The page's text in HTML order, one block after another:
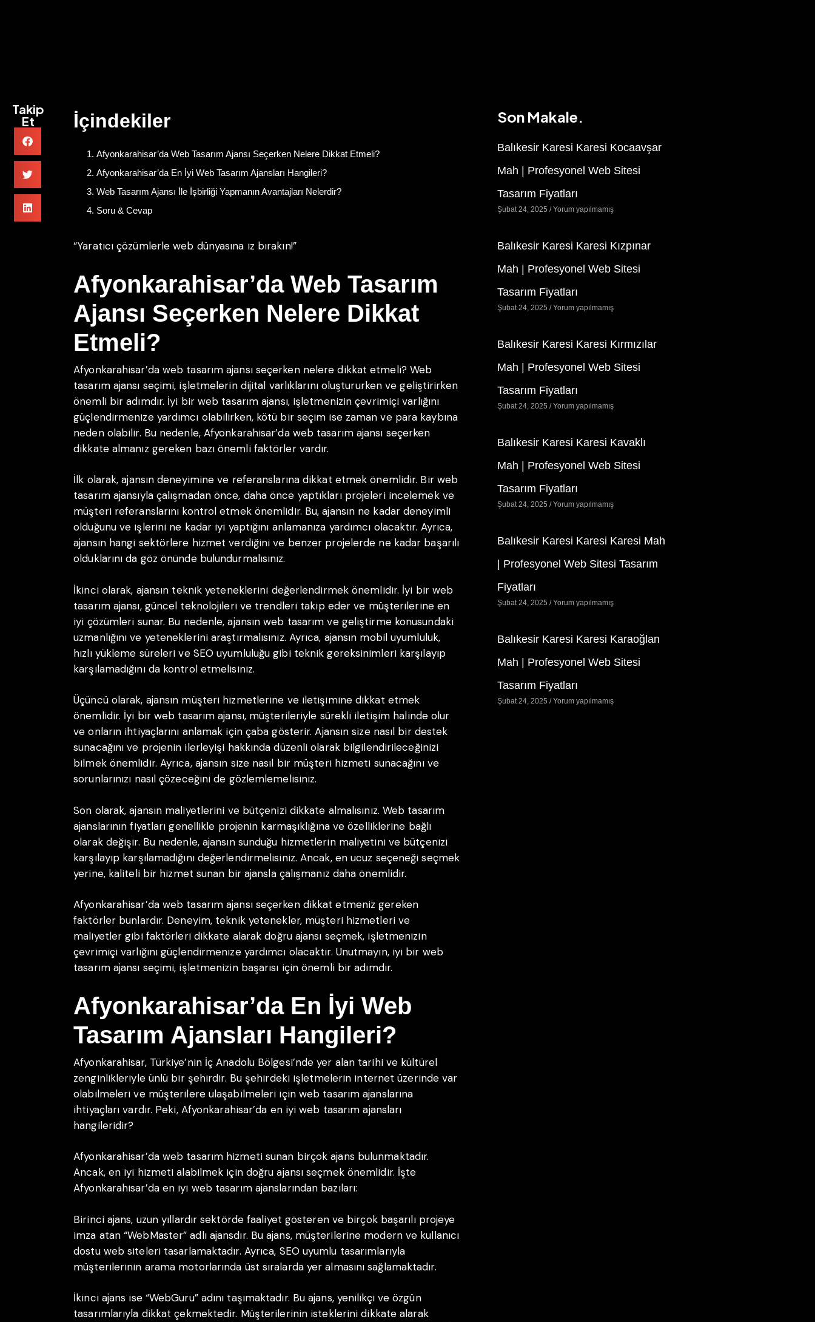
Takip
Et
İçindekiler
Afyonkarahisar’da Web Tasarım Ajansı Seçerken Nelere Dikkat Etmeli?
Afyonkarahisar’da En İyi Web Tasarım Ajansları Hangileri?
Web Tasarım Ajansı İle İşbirliği Yapmanın Avantajları Nelerdir?
Soru & Cevap
“Yaratıcı çözümlerle web dünyasına iz bırakın!”
Afyonkarahisar’da Web Tasarım
Ajansı Seçerken Nelere Dikkat
Etmeli?
Afyonkarahisar’da web tasarım ajansı seçerken nelere dikkat etmeli? Web
tasarım ajansı seçimi, işletmelerin dijital varlıklarını oluştururken ve geliştirirken
önemli bir adımdır. İyi bir web tasarım ajansı, işletmenizin çevrimiçi varlığını
güçlendirmenize yardımcı olabilirken, kötü bir seçim ise zaman ve para kaybına
neden olabilir. Bu nedenle, Afyonkarahisar’da web tasarım ajansı seçerken
dikkate almanız gereken bazı önemli faktörler vardır.
İlk olarak, ajansın deneyimine ve referanslarına dikkat etmek önemlidir. Bir web
tasarım ajansıyla çalışmadan önce, daha önce yaptıkları projeleri incelemek ve
müşteri referanslarını kontrol etmek önemlidir. Bu, ajansın ne kadar deneyimli
olduğunu ve işlerini ne kadar iyi yaptığını anlamanıza yardımcı olacaktır. Ayrıca,
ajansın hangi sektörlere hizmet verdiğini ve benzer projelerde ne kadar başarılı
olduklarını da göz önünde bulundurmalısınız.
İkinci olarak, ajansın teknik yeteneklerini değerlendirmek önemlidir. İyi bir web
tasarım ajansı, güncel teknolojileri ve trendleri takip eder ve müşterilerine en
iyi çözümleri sunar. Bu nedenle, ajansın web tasarım ve geliştirme konusundaki
uzmanlığını ve yeteneklerini araştırmalısınız. Ayrıca, ajansın mobil uyumluluk,
hızlı yükleme süreleri ve SEO uyumluluğu gibi teknik gereksinimleri karşılayıp
karşılamadığını da kontrol etmelisiniz.
Üçüncü olarak, ajansın müşteri hizmetlerine ve iletişimine dikkat etmek
önemlidir. İyi bir web tasarım ajansı, müşterileriyle sürekli iletişim halinde olur
ve onların ihtiyaçlarını anlamak için çaba gösterir. Ajansın size nasıl bir destek
sunacağını ve projenin ilerleyişi hakkında düzenli olarak bilgilendirileceğinizi
bilmek önemlidir. Ayrıca, ajansın size nasıl bir müşteri hizmeti sunacağını ve
sorunlarınızı nasıl çözeceğini de gözlemlemelisiniz.
Son olarak, ajansın maliyetlerini ve bütçenizi dikkate almalısınız. Web tasarım
ajanslarının fiyatları genellikle projenin karmaşıklığına ve özelliklerine bağlı
olarak değişir. Bu nedenle, ajansın sunduğu hizmetlerin maliyetini ve bütçenizi
karşılayıp karşılamadığını değerlendirmelisiniz. Ancak, en ucuz seçeneği seçmek
yerine, kaliteli bir hizmet sunan bir ajansla çalışmanız daha önemlidir.
Afyonkarahisar’da web tasarım ajansı seçerken dikkat etmeniz gereken
faktörler bunlardır. Deneyim, teknik yetenekler, müşteri hizmetleri ve
maliyetler gibi faktörleri dikkate alarak doğru ajansı seçmek, işletmenizin
çevrimiçi varlığını güçlendirmenize yardımcı olacaktır. Unutmayın, iyi bir web
tasarım ajansı seçimi, işletmenizin başarısı için önemli bir adımdır.
Afyonkarahisar’da En İyi Web
Tasarım Ajansları Hangileri?
Afyonkarahisar, Türkiye’nin İç Anadolu Bölgesi’nde yer alan tarihi ve kültürel
zenginlikleriyle ünlü bir şehirdir. Bu şehirdeki işletmelerin internet üzerinde var
olabilmeleri ve müşterilere ulaşabilmeleri için web tasarım ajanslarına
ihtiyaçları vardır. Peki, Afyonkarahisar’da en iyi web tasarım ajansları
hangileridir?
Afyonkarahisar’da web tasarım hizmeti sunan birçok ajans bulunmaktadır.
Ancak, en iyi hizmeti alabilmek için doğru ajansı seçmek önemlidir. İşte
Afyonkarahisar’da en iyi web tasarım ajanslarından bazıları:
Birinci ajans, uzun yıllardır sektörde faaliyet gösteren ve birçok başarılı projeye
imza atan “WebMaster” adlı ajansdır. Bu ajans, müşterilerine modern ve kullanıcı
dostu web siteleri tasarlamaktadır. Ayrıca, SEO uyumlu tasarımlarıyla
müşterilerinin arama motorlarında üst sıralarda yer almasını sağlamaktadır.
İkinci ajans ise “WebGuru” adını taşımaktadır. Bu ajans, yenilikçi ve özgün
tasarımlarıyla dikkat çekmektedir. Müşterilerinin isteklerini dikkate alarak
Son Makale.
Balıkesir Karesi Karesi Kocaavşar
Mah | Profesyonel Web Sitesi
Tasarım Fiyatları
Şubat 24, 2025 Yorum yapılmamış
Balıkesir Karesi Karesi Kızpınar
Mah | Profesyonel Web Sitesi
Tasarım Fiyatları
Şubat 24, 2025 Yorum yapılmamış
Balıkesir Karesi Karesi Kırmızılar
Mah | Profesyonel Web Sitesi
Tasarım Fiyatları
Şubat 24, 2025 Yorum yapılmamış
Balıkesir Karesi Karesi Kavaklı
Mah | Profesyonel Web Sitesi
Tasarım Fiyatları
Şubat 24, 2025 Yorum yapılmamış
Balıkesir Karesi Karesi Karesi Mah
| Profesyonel Web Sitesi Tasarım
Fiyatları
Şubat 24, 2025 Yorum yapılmamış
Balıkesir Karesi Karesi Karaoğlan
Mah | Profesyonel Web Sitesi
Tasarım Fiyatları
Şubat 24, 2025 Yorum yapılmamış